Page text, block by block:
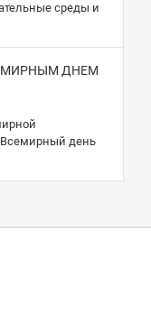
среды и
ДНЕМ
Всемирный день